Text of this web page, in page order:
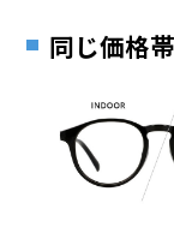
【付属品】
ネ拭きがついてきま
今回のコラボオリジ
ガネ拭きはここでし
ふた付きの布製ケ
※メガネ：デモレンズを
タイプ
その際は記入用
同じ価格